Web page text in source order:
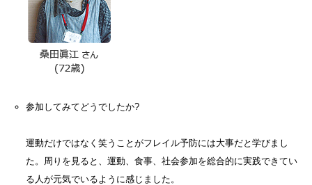
参加してみてどうでしたか?
運動だけではなく笑うことがフレイル予防には大事だと学びまし
た。周りを見ると、運動、食事、社会参加を総合的に実践できてい
る人が元気でいるように感じました。